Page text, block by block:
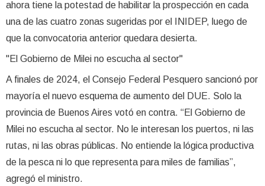
ahora tiene la potestad de habilitar la prospección en cada
una de las cuatro zonas sugeridas por el INIDEP, luego de
que la convocatoria anterior quedara desierta.
"El Gobierno de Milei no escucha al sector"
A finales de 2024, el Consejo Federal Pesquero sancionó por
mayoría el nuevo esquema de aumento del DUE. Solo la
provincia de Buenos Aires votó en contra. “El Gobierno de
Milei no escucha al sector. No le interesan los puertos, ni las
rutas, ni las obras públicas. No entiende la lógica productiva
de la pesca ni lo que representa para miles de familias”,
agregó el ministro.